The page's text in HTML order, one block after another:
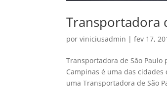
Transportadora
porviniciusadmin |fev 17,
Transportadora de São Paulo
Campinas é uma das
uma Transportadora de São